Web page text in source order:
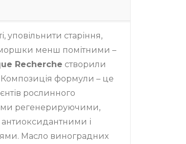
старіння,
менш помітними –
Recherche створили
Композиція формули – це
рослинного
регенерируючими,
і
Масло виноградних